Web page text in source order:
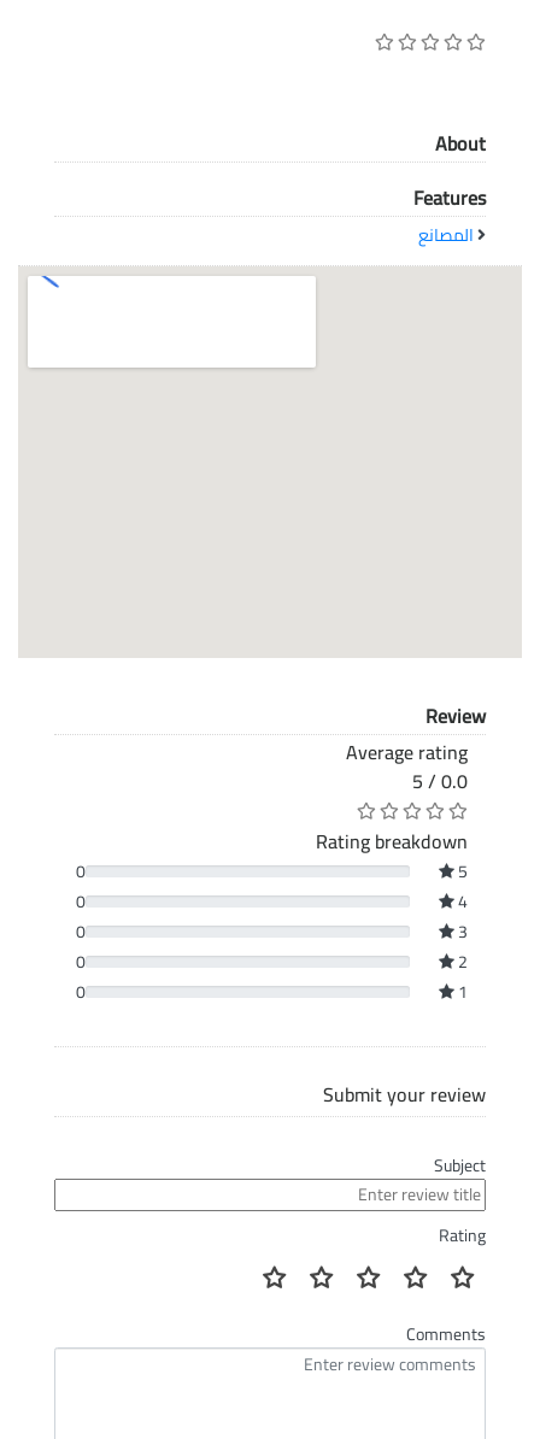
معاً نحو خلق مجتمع مبدع في عالم الأزياء
About
Features
المصانع
Review
Average rating
0.0 / 5
Rating breakdown
5
0
4
0
3
0
2
0
1
0
Submit your review
Subject
Rating
Comments